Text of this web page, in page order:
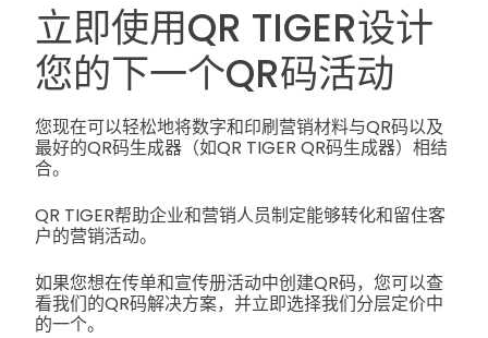
立即使用QR TIGER设计
您的下一个QR码活动
您现在可以轻松地将数字和印刷营销材料与QR码以及
最好的QR码生成器（如QR TIGER QR码生成器）相结
合。
QR TIGER帮助企业和营销人员制定能够转化和留住客
户的营销活动。
如果您想在传单和宣传册活动中创建QR码，您可以查
看我们的QR码解决方案，并立即选择我们分层定价中
的一个。